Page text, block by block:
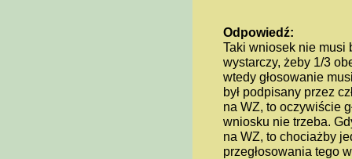
Odpowiedź:
Taki wniosek nie musi
wystarczy, żeby 1/3
wtedy głosowanie
był podpisany przez
na WZ, to oczywiście
wniosku nie trzeba.
na WZ, to chociażby
przegłosowania tego